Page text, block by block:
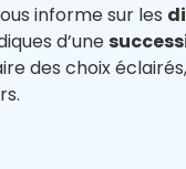
informe sur les
d’une
des choix